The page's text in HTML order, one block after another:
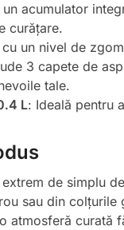
acumulator
curățare.
cu un nivel de
3 capete de
tale.
L: Ideală pentru
de simplu
sau din
atmosferă curată